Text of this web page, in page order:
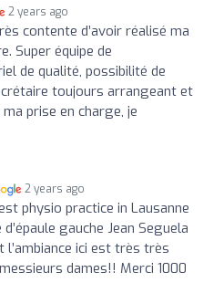
2 years ago
contente d’avoir réalisé ma
Super équipe de
de qualité, possibilité de
toujours arrangeant et
prise en charge, je
2 years ago
physio practice in Lausanne
gauche Jean Seguela
l’ambiance ici est très très
dames!! Merci 1000